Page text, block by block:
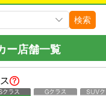
検索
ー店舗一覧